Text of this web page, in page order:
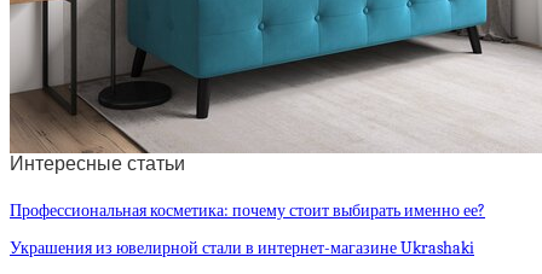
Интересные статьи
Профессиональная косметика: почему стоит выбирать именно ее?
Украшения из ювелирной стали в интернет-магазине Ukrashaki